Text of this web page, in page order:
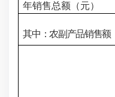
年销售总额（元）
其中：农副产品销售额